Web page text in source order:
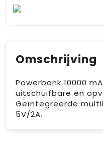
Omschrijving
Powerbank 10000
uitschuifbare en
Geïntegreerde
5V/2A.